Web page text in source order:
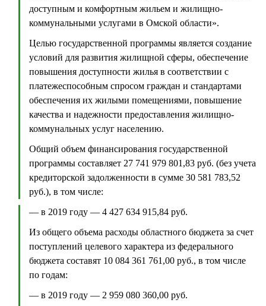
доступным и комфортным жильем и жилищно-
коммунальными услугами в Омской области».
Целью государственной программы является создание
условий для развития жилищной сферы, обеспечение
повышения доступности жилья в соответствии с
платежеспособным спросом граждан и стандартами
обеспечения их жилыми помещениями, повышение
качества и надежности предоставления жилищно-
коммунальных услуг населению.
Общий объем финансирования государственной
программы составляет 27 741 979 801,83 руб. (без учета
кредиторской задолженности в сумме 30 581 783,52
руб.), в том числе:
— в 2019 году — 4 427 634 915,84 руб.
Из общего объема расходы областного бюджета за счет
поступлений целевого характера из федерального
бюджета составят 10 084 361 761,00 руб., в том числе
по годам:
— в 2019 году — 2 959 080 360,00 руб.